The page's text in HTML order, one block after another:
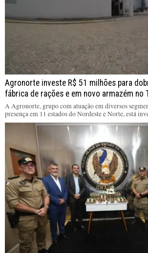
Agronorte investe R$ 51 milhões para
fábrica de rações e em novo armazém no
A Agronorte, grupo com atuação em diversos
presença em 11 estados do Nordeste e Norte, está